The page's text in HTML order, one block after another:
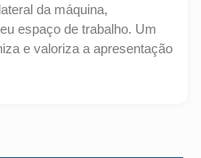
da máquina,
espaço de trabalho. Um
e valoriza a apresentação